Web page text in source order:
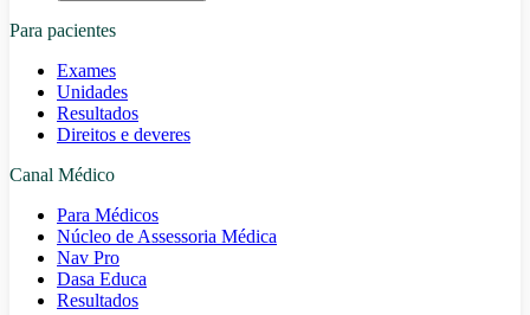
Para pacientes
Exames
Unidades
Resultados
Direitos e deveres
Canal Médico
Para Médicos
Núcleo de Assessoria Médica
Nav Pro
Dasa Educa
Resultados